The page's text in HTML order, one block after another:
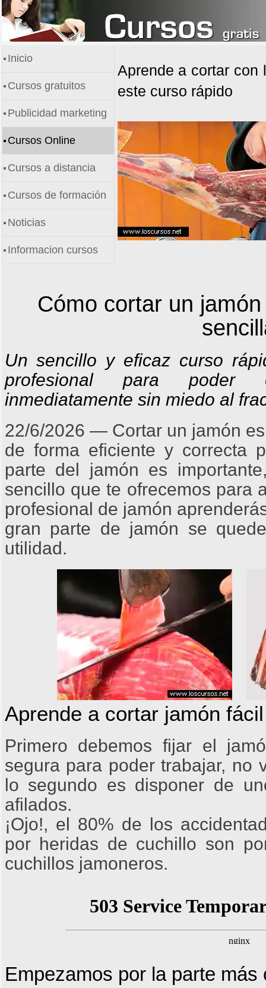
Inicio
Cursos gratuitos
Publicidad marketing
Cursos Online
Cursos a distancia
Cursos de formación
Noticias
Informacion cursos
Aprende a cortar con
este curso rápido
Cómo cortar un
Un sencillo y eficaz curso
profesional para poder
inmediatamente sin miedo al
22/6/2026 ― Cortar un jamón
de forma eficiente y correcta
parte del jamón es
sencillo que te ofrecemos para
profesional de jamón
gran parte de jamón se
utilidad.
Aprende a cortar jamón
Primero debemos fijar el
segura para poder trabajar, no
lo segundo es disponer de
afilados.
¡Ojo!, el 80% de los
por heridas de cuchillo son
cuchillos jamoneros.
Empezamos por la parte más